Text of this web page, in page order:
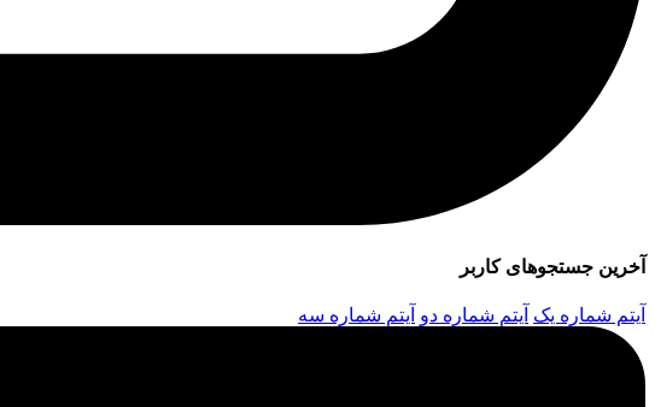
آخرین جستجوهای کاربر
آیتم شماره یک آیتم شماره دو آیتم شماره سه